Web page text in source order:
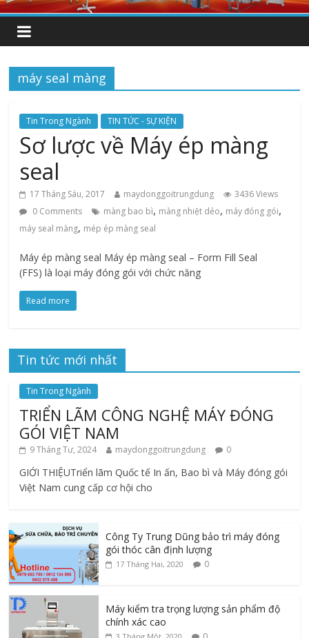
máy seal màng
Tin Trong Ngành TIN TỨC - SỰ KIỆN
Sơ lược về Máy ép màng
seal
17 Tháng Sáu, 2017 maydonggoitrungdung
3436 Views
0 Comments
màng bao bì, màng nhiệt dẻo, máy đóng gói,
máy seal màng, mép ép màng seal
Máy ép màng seal Máy ép màng seal – Form Fill Seal
(FFS) là loại máy đóng gói với chức năng
Read more
Tin tức mới nhất
Tin Trong Ngành
TRIỂN LÃM CÔNG NGHỆ MÁY ĐÓNG
GÓI VIỆT NAM
9 Tháng Tư, 2024 maydonggoitrungdung 0
GIỚI THIỆUTriển lãm Quốc tế In ấn, Bao bì và Máy đóng gói
Việt Nam cung cấp cơ hội cho
Công Ty Trung Dũng bảo trì máy đóng
gói thóc cân định lượng
17 Tháng Hai, 2020 0
Máy kiểm tra trọng lượng sản phẩm độ
chính xác cao